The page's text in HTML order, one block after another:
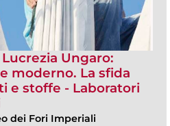
Ungaro:
moderno. La sfida
e stoffe - Laboratori
dei Fori Imperiali